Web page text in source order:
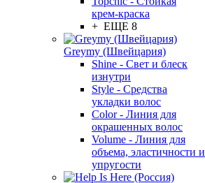
крем-краска
+ ЕЩЕ 8
Greymy (Швейцария)
Shine - Свет и блеск
изнутри
Style - Средства
укладки волос
Color - Линия для
окрашенных волос
Volume - Линия для
объема, эластичности и
упругости